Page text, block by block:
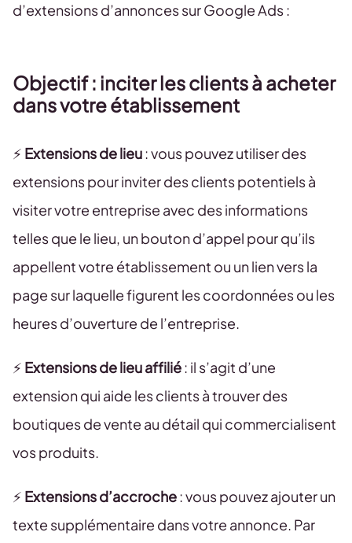
d’extensions d’annonces sur Google Ads :
Objectif : inciter les clients à acheter
dans votre établissement
⚡️ Extensions de lieu: vous pouvez utiliser des
extensions pour inviter des clients potentiels à
visiter votre entreprise avec des informations
telles que le lieu, un bouton d’appel pour qu’ils
appellent votre établissement ou un lien vers la
page sur laquelle figurent les coordonnées ou les
heures d’ouverture de l’entreprise.
⚡️ Extensions de lieu affilié: il s’agit d’une
extension qui aide les clients à trouver des
boutiques de vente au détail qui commercialisent
vos produits.
⚡️ Extensions d’accroche: vous pouvez ajouter un
texte supplémentaire dans votre annonce. Par